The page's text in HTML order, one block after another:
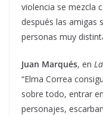
violencia se mezcla
después las amigas
personas muy
Juan Marqués, en
“Elma Correa
sobre todo, entrar
personajes,